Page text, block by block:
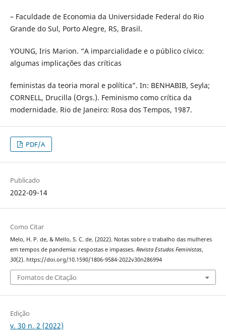
– Faculdade de Economia da Universidade Federal do Rio
Grande do Sul, Porto Alegre, RS, Brasil.
YOUNG, Iris Marion. “A imparcialidade e o público cívico:
algumas implicações das críticas
feministas da teoria moral e política”. In: BENHABIB, Seyla;
CORNELL, Drucilla (Orgs.). Feminismo como crítica da
modernidade. Rio de Janeiro: Rosa dos Tempos, 1987.
PDF/A
Publicado
2022-09-14
Como Citar
Melo, H. P. de, & Mello, S. C. de. (2022). Notas sobre o trabalho das mulheres
em tempos de pandemia: respostas e impasses. Revista Estudos Feministas,
30(2). https://doi.org/10.1590/1806-9584-2022v30n286994
Fomatos de Citação
Edição
v. 30 n. 2 (2022)